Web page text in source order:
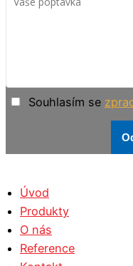
Souhlasím se
Úvod
Produkty
O nás
Reference